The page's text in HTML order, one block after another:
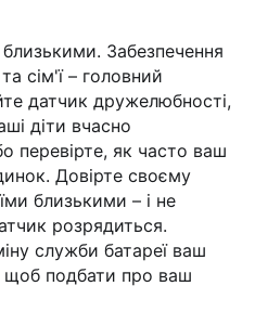
Забезпечення
сім'ї – головний
датчик дружелюбності,
діти вчасно
перевірте, як часто ваш
Довірте своєму
близькими – і не
розрядиться.
служби батареї ваш
щоб подбати про ваш